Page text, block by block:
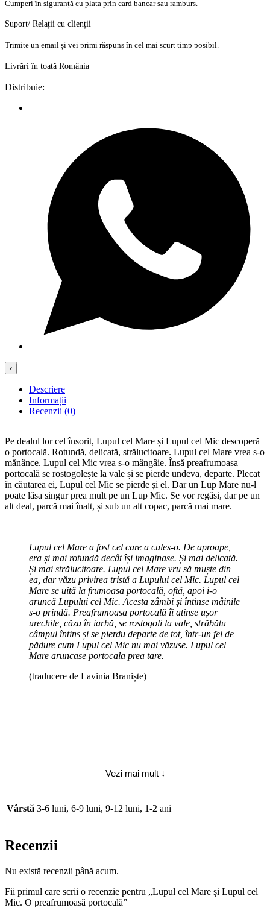
Cumperi în siguranță cu plata prin card bancar sau ramburs.
Suport/ Relații cu clienții
Trimite un email și vei primi răspuns în cel mai scurt timp posibil.
Livrări în toată România
Distribuie:
‹
Descriere
Informații
Recenzii (0)
Pe dealul lor cel însorit, Lupul cel Mare și Lupul cel Mic descoperă
o portocală. Rotundă, delicată, strălucitoare. Lupul cel Mare vrea s-o
mănânce. Lupul cel Mic vrea s-o mângâie. Însă preafrumoasa
portocală se rostogolește la vale și se pierde undeva, departe. Plecat
în căutarea ei, Lupul cel Mic se pierde și el. Dar un Lup Mare nu-l
poate lăsa singur prea mult pe un Lup Mic. Se vor regăsi, dar pe un
alt deal, parcă mai înalt, și sub un alt copac, parcă mai mare.
Lupul cel Mare a fost cel care a cules-o. De aproape,
era și mai rotundă decât își imaginase. Și mai delicată.
Și mai strălucitoare. Lupul cel Mare vru să muște din
ea, dar văzu privirea tristă a Lupului cel Mic. Lupul cel
Mare se uită la frumoasa portocală, oftă, apoi i-o
aruncă Lupului cel Mic. Acesta zâmbi și întinse mâinile
s-o prindă. Preafrumoasa portocală îi atinse ușor
urechile, căzu în iarbă, se rostogoli la vale, străbătu
câmpul întins și se pierdu departe de tot, într-un fel de
pădure cum Lupul cel Mic nu mai văzuse. Lupul cel
Mare aruncase portocala prea tare.
(traducere de Lavinia Braniște)
Vezi mai mult ↓
Vârstă 3-6 luni, 6-9 luni, 9-12 luni, 1-2 ani
Recenzii
Nu există recenzii până acum.
Fii primul care scrii o recenzie pentru „Lupul cel Mare și Lupul cel
Mic. O preafrumoasă portocală”